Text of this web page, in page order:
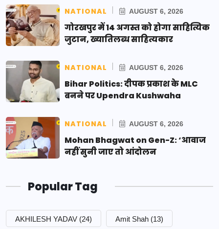
NATIONAL AUGUST 6, 2026
गोरखपुर में 14 अगस्त को होगा साहित्यिक
जुटान, ख्यातिलब्ध साहित्यकार
NATIONAL AUGUST 6, 2026
Bihar Politics: दीपक प्रकाश के MLC
बनने पर Upendra Kushwaha
NATIONAL AUGUST 6, 2026
Mohan Bhagwat on Gen-Z: ‘आवाज
नहीं सुनी जाए तो आंदोलन
Popular Tag
AKHILESH YADAV (24) Amit Shah (13)